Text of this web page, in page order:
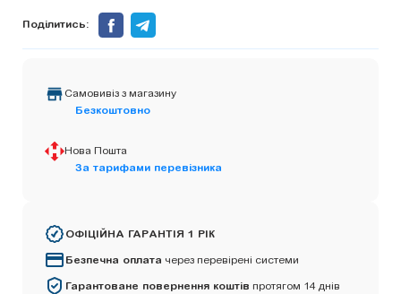
Поділитись:
Самовивіз з магазину
Безкоштовно
Нова Пошта
За тарифами перевізника
ОФІЦІЙНА ГАРАНТІЯ 1 РІК
Безпечна оплата через перевірені системи
Гарантоване повернення коштів протягом 14 днів